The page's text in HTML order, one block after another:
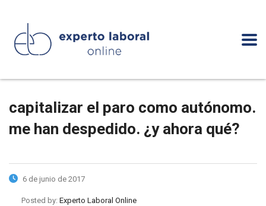
capitalizar el paro como autónomo.
me han despedido. ¿y ahora qué?
6 de junio de 2017
Posted by: Experto Laboral Online